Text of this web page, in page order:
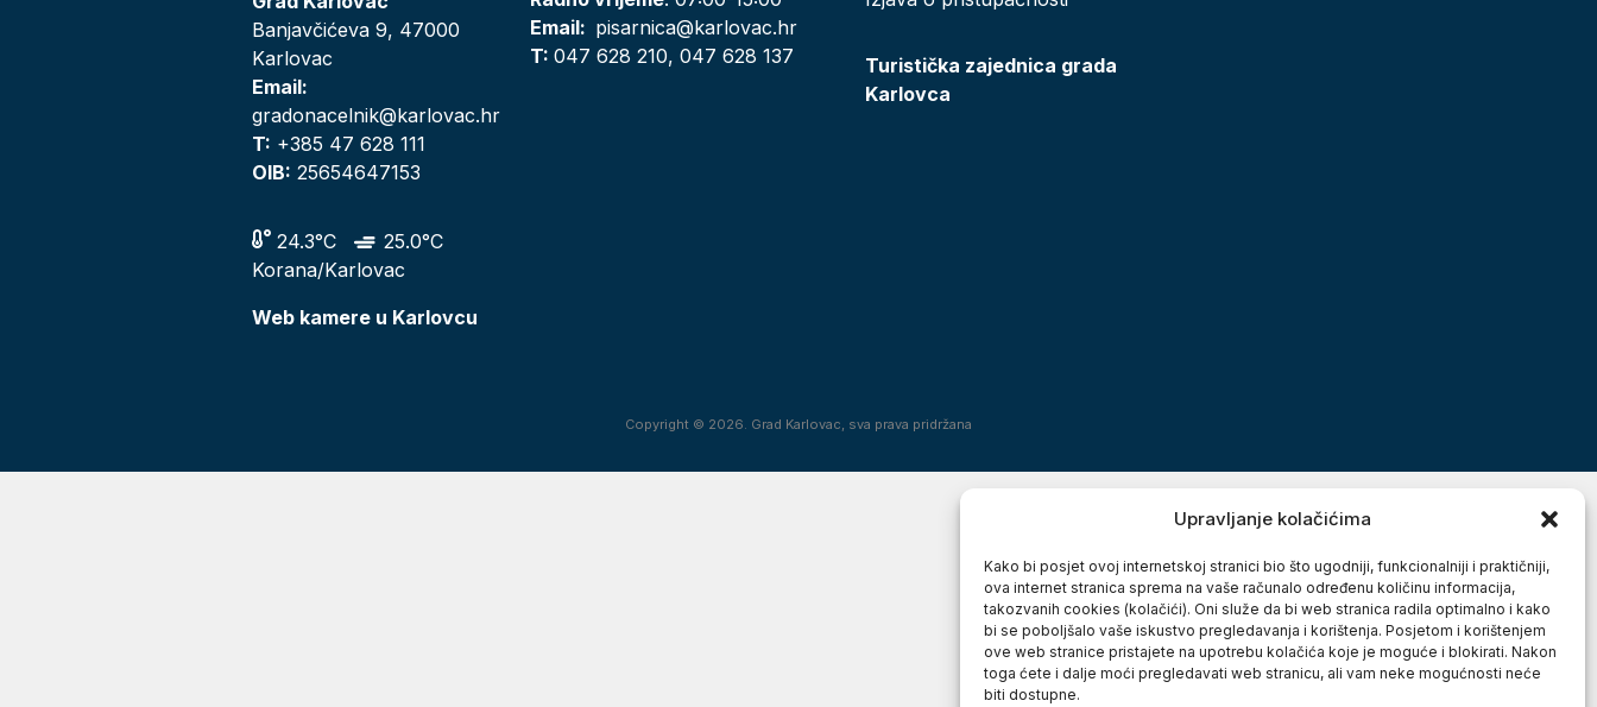
Upravljanje kolačićima
Kako bi posjet ovoj internetskoj stranici bio što ugodniji, funkcionalniji i praktičniji,
ova internet stranica sprema na vaše računalo određenu količinu informacija,
takozvanih cookies (kolačići). Oni služe da bi web stranica radila optimalno i kako
bi se poboljšalo vaše iskustvo pregledavanja i korištenja. Posjetom i korištenjem
ove web stranice pristajete na upotrebu kolačića koje je moguće i blokirati. Nakon
toga ćete i dalje moći pregledavati web stranicu, ali vam neke mogućnosti neće
biti dostupne.
Banjavčićeva 9, 47000
Karlovac
Email:
gradonacelnik@karlovac.hr
T: +385 47 628 111
OIB: 25654647153
24.3°C
25.0°C
Korana/Karlovac
Web kamere u Karlovcu
Email: pisarnica@karlovac.hr
T:047 628 210, 047 628 137
Turistička zajednica grada
Karlovca
Copyright © 2026. Grad Karlovac, sva prava pridržana